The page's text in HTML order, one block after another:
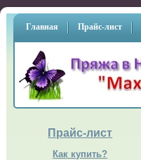
Главная Прайс-лист
Прайс-лист
Как купить?